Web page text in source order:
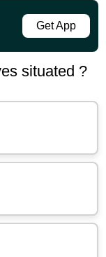
Get App
situated ?